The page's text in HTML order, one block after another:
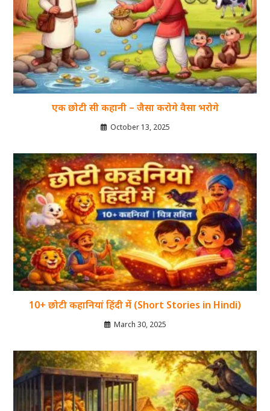
एक छोटी सी कहानी – जैसा करोगे वैसा भरोगे
October 13, 2025
10+ छोटी कहानियां हिंदी में (Short Stories in Hindi)
March 30, 2025